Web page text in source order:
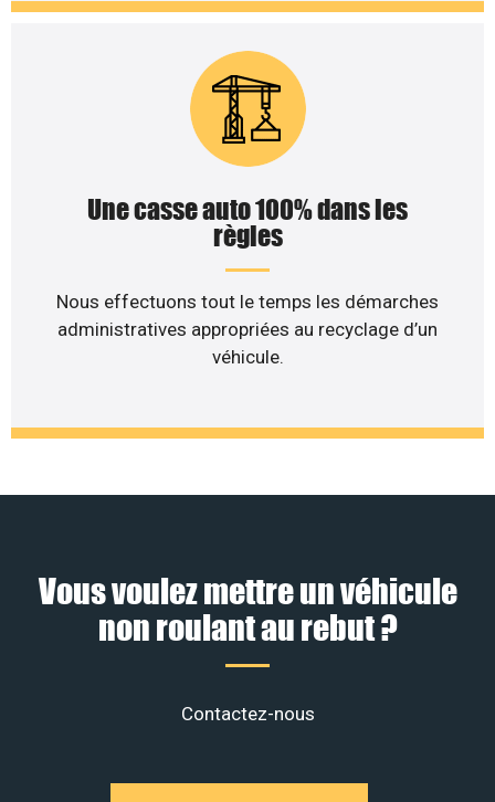
Une casse auto 100% dans les
règles
Nous effectuons tout le temps les démarches
administratives appropriées au recyclage d’un
véhicule.
Vous voulez mettre un véhicule
non roulant au rebut ?
Contactez-nous